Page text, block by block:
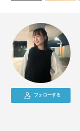
フォローする